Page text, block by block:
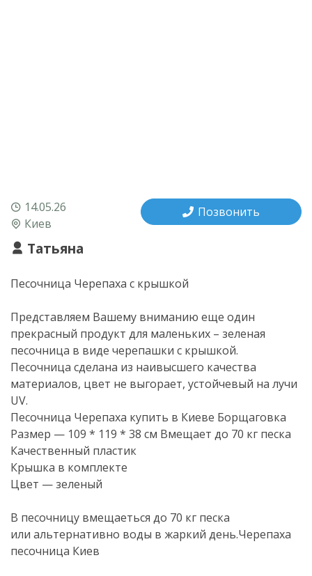
14.05.26
Киев
Татьяна
Позвонить
Песочница Черепаха с крышкой
Представляем Вашему вниманию еще один
прекрасный продукт для маленьких – зеленая
песочница в виде черепашки с крышкой.
Песочница сделана из наивысшего качества
материалов, цвет не выгорает, устойчевый на лучи
UV.
Песочница Черепаха купить в Киеве Борщаговка
Размер — 109 * 119 * 38 см Вмещает до 70 кг песка
Качественный пластик
Крышка в комплекте
Цвет — зеленый
В песочницу вмещаеться до 70 кг песка
или альтернативно воды в жаркий день.Черепаха
песочница Киев